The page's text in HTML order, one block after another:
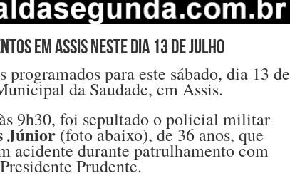
em Assis neste dia 13 de julho
programados para este sábado, dia 13 de
da Saudade, em Assis.
9h30, foi sepultado o policial militar
Júnior (foto abaixo), de 36 anos, que
acidente durante patrulhamento com
Prudente.